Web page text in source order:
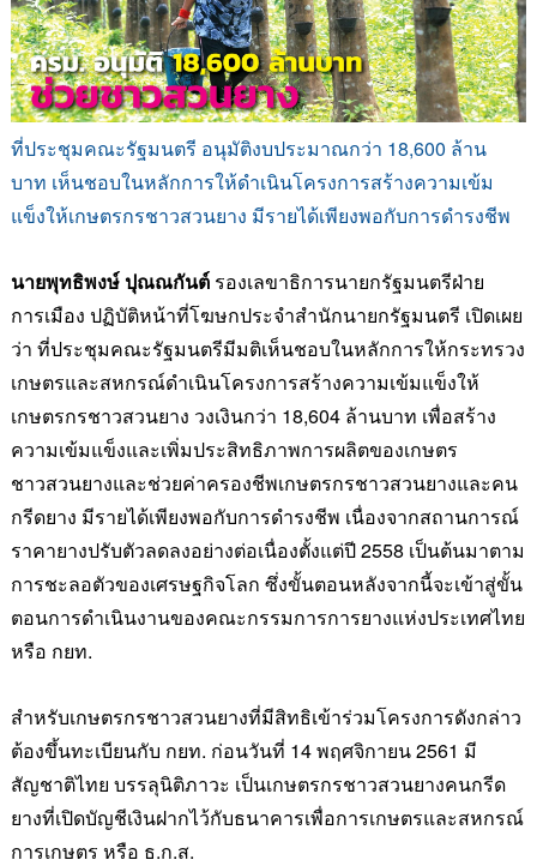
ที่ประชุมคณะรัฐมนตรี อนุมัติงบประมาณกว่า 18,600 ล้าน
บาท เห็นชอบในหลักการให้ดำเนินโครงการสร้างความเข้ม
แข็งให้เกษตรกรชาวสวนยาง มีรายได้เพียงพอกับการดำรงชีพ
นายพุทธิพงษ์ ปุณณกันต์ รองเลขาธิการนายกรัฐมนตรีฝ่าย
การเมือง ปฏิบัติหน้าที่โฆษกประจำสำนักนายกรัฐมนตรี เปิดเผย
ว่า ที่ประชุมคณะรัฐมนตรีมีมติเห็นชอบในหลักการให้กระทรวง
เกษตรและสหกรณ์ดำเนินโครงการสร้างความเข้มแข็งให้
เกษตรกรชาวสวนยาง วงเงินกว่า 18,604 ล้านบาท เพื่อสร้าง
ความเข้มแข็งและเพิ่มประสิทธิภาพการผลิตของเกษตร
ชาวสวนยางและช่วยค่าครองชีพเกษตรกรชาวสวนยางและคน
กรีดยาง มีรายได้เพียงพอกับการดำรงชีพ เนื่องจากสถานการณ์
ราคายางปรับตัวลดลงอย่างต่อเนื่องตั้งแต่ปี2558 เป็นต้นมาตาม
การชะลอตัวของเศรษฐกิจโลก ซึ่งขั้นตอนหลังจากนี้จะเข้าสู่ขั้น
ตอนการดำเนินงานของคณะกรรมการการยางแห่งประเทศไทย
หรือ กยท.
สำหรับเกษตรกรชาวสวนยางที่มีสิทธิเข้าร่วมโครงการดังกล่าว
ต้องขึ้นทะเบียนกับ กยท. ก่อนวันที่ 14พฤศจิกายน2561 มี
สัญชาติไทย บรรลุนิติภาวะ เป็นเกษตรกรชาวสวนยางคนกรีด
ยางที่เปิดบัญชีเงินฝากไว้กับธนาคารเพื่อการเกษตรและสหกรณ์
การเกษตร หรือ ธ.ก.ส.